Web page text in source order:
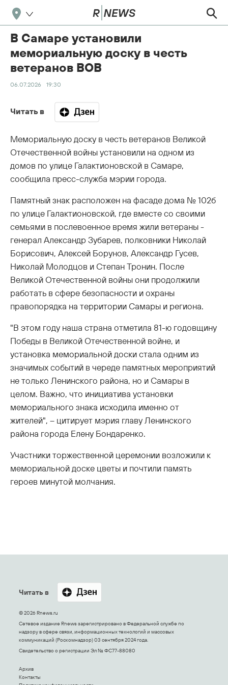
В Самаре установили
мемориальную доску в честь
ветеранов ВОВ
06.07.2026 19:30
Читать в
Мемориальную доску в честь ветеранов Великой
Отечественной войны установили на одном из
домов по улице Галактионовской в Самаре,
сообщила пресс-служба мэрии города.
Памятный знак расположен на фасаде дома № 102б
по улице Галактионовской, где вместе со своими
семьями в послевоенное время жили ветераны -
генерал Александр Зубарев, полковники Николай
Борисович, Алексей Борунов, Александр Гусев,
Николай Молодцов и Степан Тронин. После
Великой Отечественной войны они продолжили
работать в сфере безопасности и охраны
правопорядка на территории Самары и региона.
"В этом году наша страна отметила 81-ю годовщину
Победы в Великой Отечественной войне, и
установка мемориальной доски стала одним из
значимых событий в череде памятных мероприятий
не только Ленинского района, но и Самары в
целом. Важно, что инициатива установки
мемориального знака исходила именно от
жителей", – цитирует мэрия главу Ленинского
района города Елену Бондаренко.
Участники торжественной церемонии возложили к
мемориальной доске цветы и почтили память
героев минутой молчания.
Читать в
© 2026 Rnews.ru
Сетевое издание Rnews зарегистрировано в Федеральной службе по
надзору в сфере связи, информационных технологий и массовых
коммуникаций (Роскомнадзор) 03 сентября 2024 года.
Свидетельство о регистрации Эл № ФС77-88080
Архив
Контакты